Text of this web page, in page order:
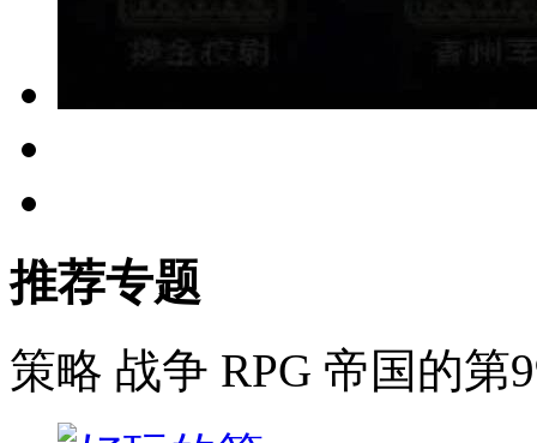
推荐专题
策略 战争 RPG 帝国的第